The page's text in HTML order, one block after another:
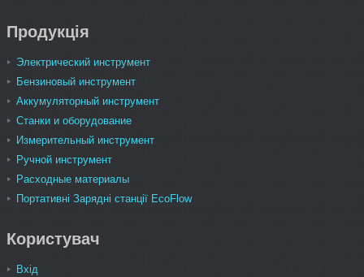
Продукція
Электрический инструмент
Бензиновый инструмент
Аккумуляторный инструмент
Станки и оборудование
Измерительный инструмент
Ручной инструмент
Расходные материалы
Портативні Зарядні станції EcoFlow
Користувач
Вхід